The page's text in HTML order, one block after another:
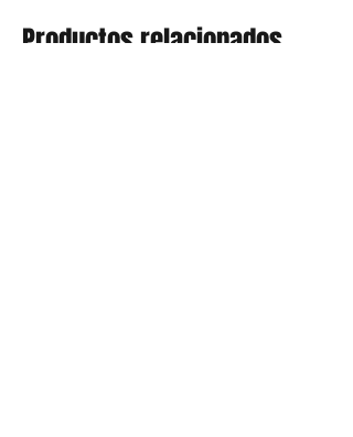
Productos relacionados